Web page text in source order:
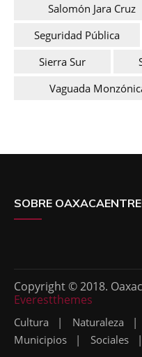
Salomón Jara Cruz
Seguridad Pública
Sierra Sur
Vaguada
SOBRE
Copyright © 2018.
Everestthemes
Cultura Naturaleza
Municipios
Sociales